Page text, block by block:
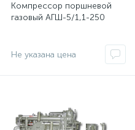
Компрессор поршневой
газовый АГШ-5/1,1-250
Не указана цена